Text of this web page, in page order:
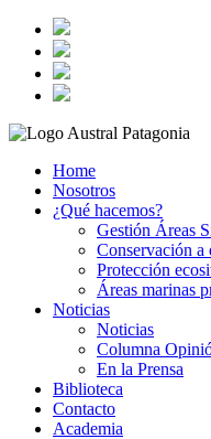
Home
Nosotros
¿Qué hacemos?
Gestión Áreas
Conservación a
Protección
Áreas marinas
Noticias
Noticias
Columna
En la Prensa
Biblioteca
Contacto
Academia